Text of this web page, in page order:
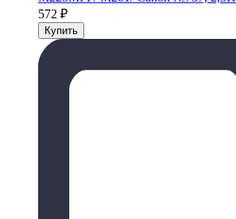
572 ₽